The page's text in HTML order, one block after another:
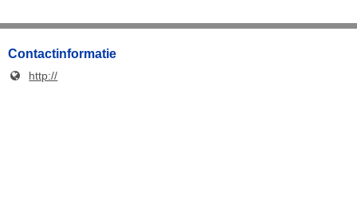
Contactinformatie
http://